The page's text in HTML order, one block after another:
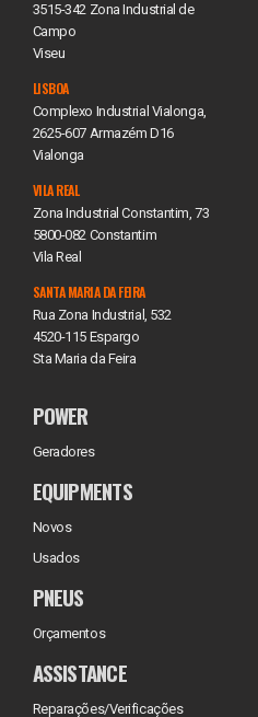
3515-342 Zona Industrial de
Campo
Viseu
LISBOA
Complexo Industrial Vialonga,
2625-607 Armazém D16
Vialonga
VILA REAL
Zona Industrial Constantim, 73
5800-082 Constantim
Vila Real
SANTA MARIA DA FEIRA
Rua Zona Industrial, 532
4520-115 Espargo
Sta Maria da Feira
POWER
Geradores
EQUIPMENTS
Novos
Usados
PNEUS
Orçamentos
ASSISTANCE
Reparações/Verificações